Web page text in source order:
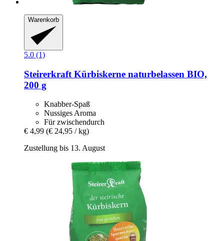
Warenkorb
5.0 (1)
Steirerkraft Kürbiskerne naturbelassen BIO,
200 g
Knabber-Spaß
Nussiges Aroma
Für zwischendurch
€ 4,99 (€ 24,95 / kg)
Zustellung bis 13. August